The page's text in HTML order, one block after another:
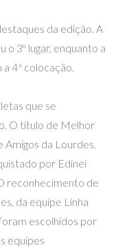
da edição. A
o 3º lugar, enquanto a
4ª colocação.
que se
O título de Melhor
da Lourdes.
por Edinei
reconhecimento de
da equipe Linha
escolhidos por
equipes